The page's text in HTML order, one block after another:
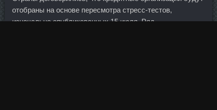
отобраны на основе пересмотра стресс-тестов,
изначально опубликованных 15 июля. Ряд